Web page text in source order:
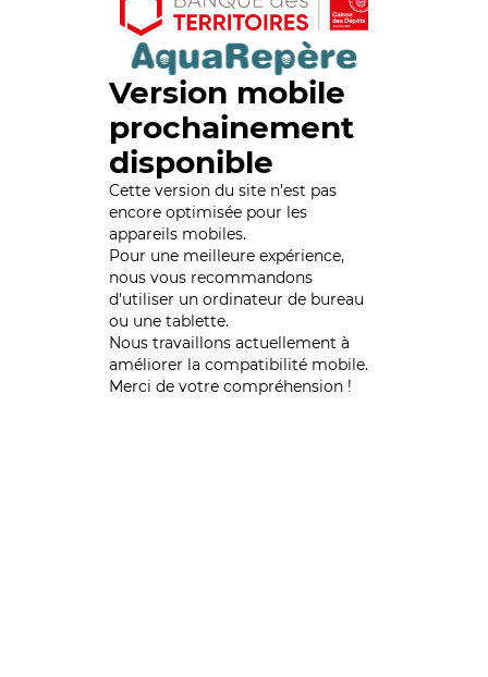
Version mobile
prochainement
disponible
Cette version du site n’est pas
encore optimisée pour les
appareils mobiles.
Pour une meilleure expérience,
nous vous recommandons
d'utiliser un ordinateur de bureau
ou une tablette.
Nous travaillons actuellement à
améliorer la compatibilité mobile.
Merci de votre compréhension !